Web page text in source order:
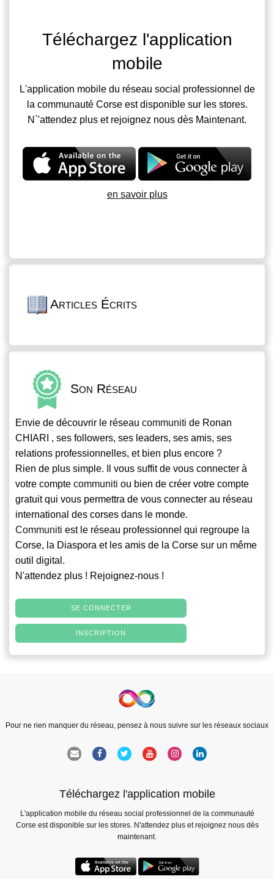
Téléchargez l'application
mobile
L'application mobile du réseau social professionnel de
la communauté Corse est disponible sur les stores.
N`'attendez plus et rejoignez nous dès Maintenant.
en savoir plus
Articles Écrits
Son Réseau
Envie de découvrir le réseau communiti de Ronan
CHIARI , ses followers, ses leaders, ses amis, ses
relations professionnelles, et bien plus encore ?
Rien de plus simple. Il vous suffit de vous connecter à
votre compte communiti ou bien de créer votre compte
gratuit qui vous permettra de vous connecter au réseau
international des corses dans le monde.
Communiti est le réseau professionnel qui regroupe la
Corse, la Diaspora et les amis de la Corse sur un même
outil digital.
N'attendez plus ! Rejoignez-nous !
SE CONNECTER
INSCRIPTION
Pour ne rien manquer du réseau, pensez à nous suivre sur les réseaux sociaux
Téléchargez l'application mobile
L'application mobile du réseau social professionnel de la communauté
Corse est disponible sur les stores. N'attendez plus et rejoignez nous dès
maintenant.